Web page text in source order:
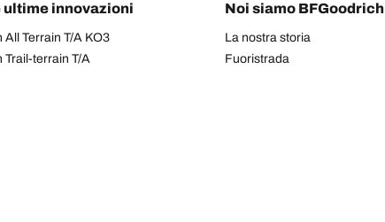
ultime innovazioni
All Terrain T/A KO3
Trail-terrain T/A
Noi siamo BFGoodrich
La nostra storia
Fuoristrada